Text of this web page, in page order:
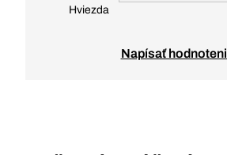
Hviezda
Napísať